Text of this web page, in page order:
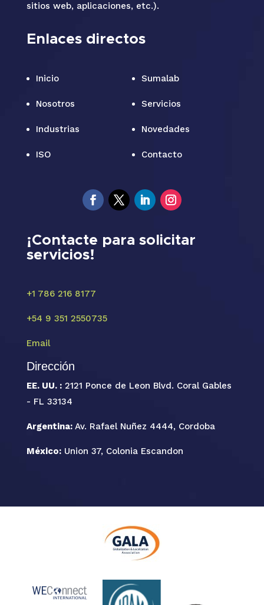
sitios web, aplicaciones, etc.).
Enlaces directos
Inicio Sumalab
Nosotros Servicios
Industrias Novedades
ISO Contacto
¡Contacte para solicitar
servicios!
+1 786 216 8177
+54 9 351 2550735
Email
Dirección
EE. UU. : 2121 Ponce de Leon Blvd. Coral Gables
- FL 33134
Argentina: Av. Rafael Nuñez 4444, Cordoba
México: Union 37, Colonia Escandon